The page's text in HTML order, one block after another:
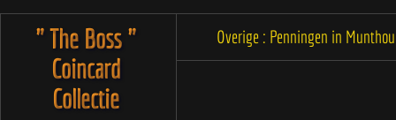
" The Boss "
Coincard
Collectie
Overige : Penningen in